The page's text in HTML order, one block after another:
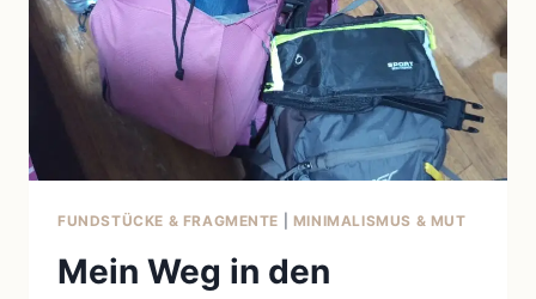
FUNDSTÜCKE & FRAGMENTE MINIMALISMUS & MUT
Mein Weg in den